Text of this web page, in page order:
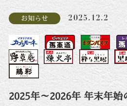
お知らせ 2025.12.2
2025年～2026年 年末年始